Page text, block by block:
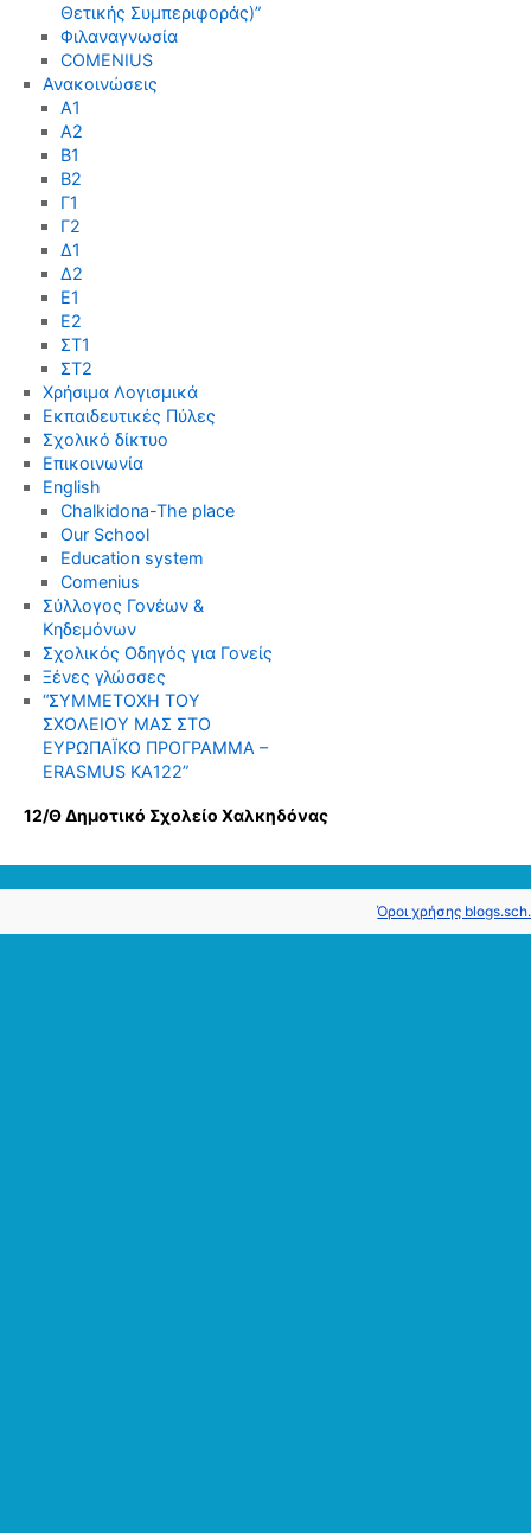
Θετικής Συμπεριφοράς)”
Φιλαναγνωσία
COMENIUS
Ανακοινώσεις
Α1
Α2
Β1
Β2
Γ1
Γ2
Δ1
Δ2
Ε1
Ε2
ΣΤ1
ΣΤ2
Χρήσιμα Λογισμικά
Εκπαιδευτικές Πύλες
Σχολικό δίκτυο
Επικοινωνία
English
Chalkidona-The place
Our School
Education system
Comenius
Σύλλογος Γονέων &
Κηδεμόνων
Σχολικός Οδηγός για Γονείς
Ξένες γλώσσες
“ΣΥΜΜΕΤΟΧΗ ΤΟΥ
ΣΧΟΛΕΙΟΥ ΜΑΣ ΣΤΟ
ΕΥΡΩΠΑΪΚΟ ΠΡΟΓΡΑΜΜΑ –
ERASMUS KΑ122”
12/Θ Δημοτικό Σχολείο Χαλκηδόνας
Όροι χρήσης